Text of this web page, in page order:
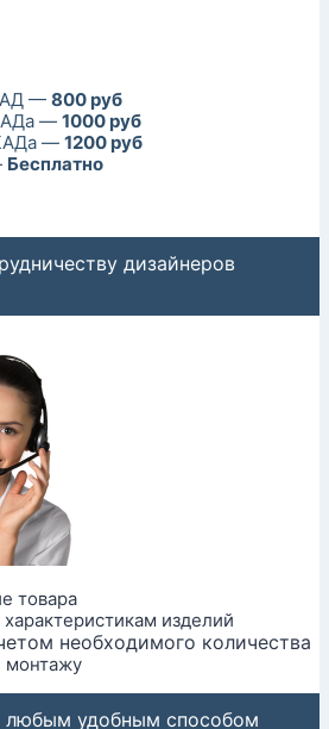
— 800 руб
— 1000 руб
— 1200 руб
Бесплатно
дизайнеров
товара
изделий
необходимого количества
монтажу
любым удобным способом